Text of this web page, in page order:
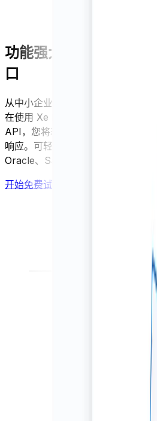
功能强大、可扩展的货
口
从中小企业到财富 500 强企业，各
在使用 Xe 的货币数据 API。使用
API，您将获得有保障的可用性、
响应。可轻松与当前软件集成，包
Oracle、Sage、SAP 等。
开始免费试用